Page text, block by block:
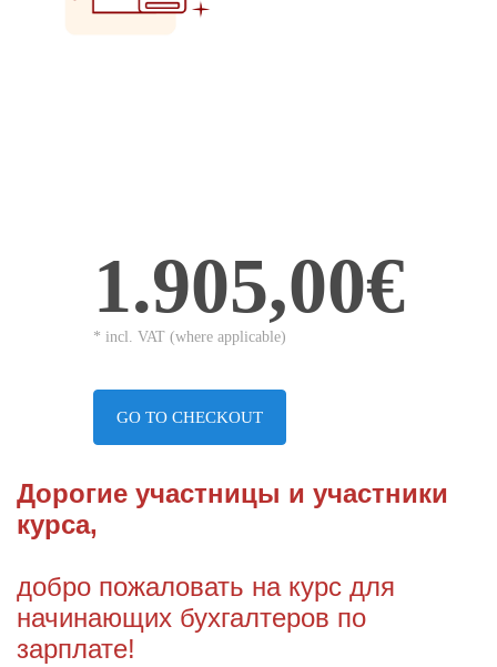
1.905,00€
* incl. VAT (where applicable)
GO TO CHECKOUT
Дорогие участницы и участники
курса,
добро пожаловать на курс для
начинающих бухгалтеров по
зарплате!